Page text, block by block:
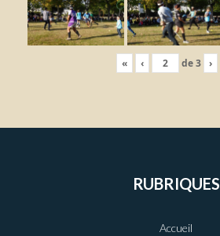
« ‹ de3 ›
RUBRIQUES
Accueil